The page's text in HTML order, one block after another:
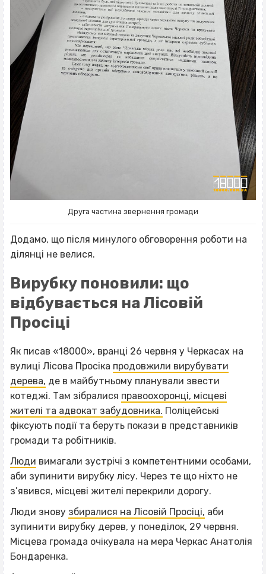
Друга частина звернення громади
Додамо, що після минулого обговорення роботи на
ділянці не велися.
Вирубку поновили: що
відбувається на Лісовій
Просіці
Як писав «18000», вранці 26 червня у Черкасах на
вулиці Лісова Просіка продовжили вирубувати
дерева, де в майбутньому планували звести
котеджі. Там зібралися правоохоронці, місцеві
жителі та адвокат забудовника. Поліцейські
фіксують події та беруть покази в представників
громади та робітників.
Люди вимагали зустрічі з компетентними особами,
аби зупинити вирубку лісу. Через те що ніхто не
з’явився, місцеві жителі перекрили дорогу.
Люди знову збиралися на Лісовій Просіці, аби
зупинити вирубку дерев, у понеділок, 29 червня.
Місцева громада очікувала на мера Черкас Анатолія
Бондаренка.